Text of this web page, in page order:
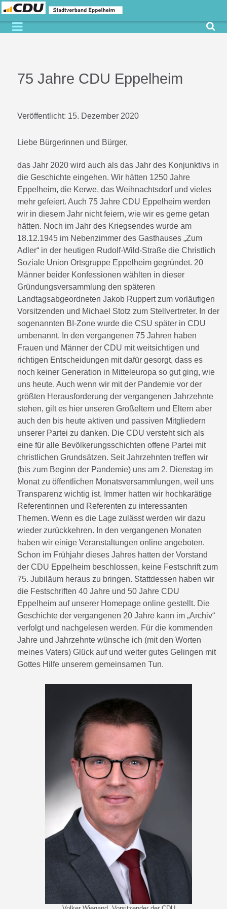
75 Jahre CDU Eppelheim
Veröffentlicht: 15. Dezember 2020
Liebe Bürgerinnen und Bürger,
das Jahr 2020 wird auch als das Jahr des Konjunktivs in
die Geschichte eingehen. Wir hätten 1250 Jahre
Eppelheim, die Kerwe, das Weihnachtsdorf und vieles
mehr gefeiert. Auch 75 Jahre CDU Eppelheim werden
wir in diesem Jahr nicht feiern, wie wir es gerne getan
hätten. Noch im Jahr des Kriegsendes wurde am
18.12.1945 im Nebenzimmer des Gasthauses „Zum
Adler“ in der heutigen Rudolf-Wild-Straße die Christlich
Soziale Union Ortsgruppe Eppelheim gegründet. 20
Männer beider Konfessionen wählten in dieser
Gründungsversammlung den späteren
Landtagsabgeordneten Jakob Ruppert zum vorläufigen
Vorsitzenden und Michael Stotz zum Stellvertreter. In der
sogenannten BI-Zone wurde die CSU später in CDU
umbenannt. In den vergangenen 75 Jahren haben
Frauen und Männer der CDU mit weitsichtigen und
richtigen Entscheidungen mit dafür gesorgt, dass es
noch keiner Generation in Mitteleuropa so gut ging, wie
uns heute. Auch wenn wir mit der Pandemie vor der
größten Herausforderung der vergangenen Jahrzehnte
stehen, gilt es hier unseren Großeltern und Eltern aber
auch den bis heute aktiven und passiven Mitgliedern
unserer Partei zu danken. Die CDU versteht sich als
eine für alle Bevölkerungsschichten offene Partei mit
christlichen Grundsätzen. Seit Jahrzehnten treffen wir
(bis zum Beginn der Pandemie) uns am 2. Dienstag im
Monat zu öffentlichen Monatsversammlungen, weil uns
Transparenz wichtig ist. Immer hatten wir hochkarätige
Referentinnen und Referenten zu interessanten
Themen. Wenn es die Lage zulässt werden wir dazu
wieder zurückkehren. In den vergangenen Monaten
haben wir einige Veranstaltungen online angeboten.
Schon im Frühjahr dieses Jahres hatten der Vorstand
der CDU Eppelheim beschlossen, keine Festschrift zum
75. Jubiläum heraus zu bringen. Stattdessen haben wir
die Festschriften 40 Jahre und 50 Jahre CDU
Eppelheim auf unserer Homepage online gestellt. Die
Geschichte der vergangenen 20 Jahre kann im „Archiv“
verfolgt und nachgelesen werden. Für die kommenden
Jahre und Jahrzehnte wünsche ich (mit den Worten
meines Vaters) Glück auf und weiter gutes Gelingen mit
Gottes Hilfe unserem gemeinsamen Tun.